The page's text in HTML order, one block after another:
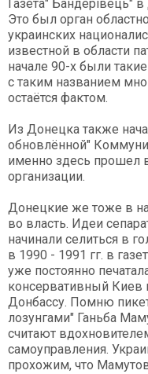
Газета" Бандерівець"
Это был орган
украинских
известной в области
начале 90-х были
с таким названием
остаётся фактом.
Из Донецка также
обновлённой"
именно здесь прошел
организации.
Донецкие же тоже в
во власть. Идеи
начинали селиться в
в 1990 - 1991 гг. в
уже постоянно
консервативный Киев
Донбассу. Помню
лозунгами" Ганьба
считают
самоуправления.
прохожим, что